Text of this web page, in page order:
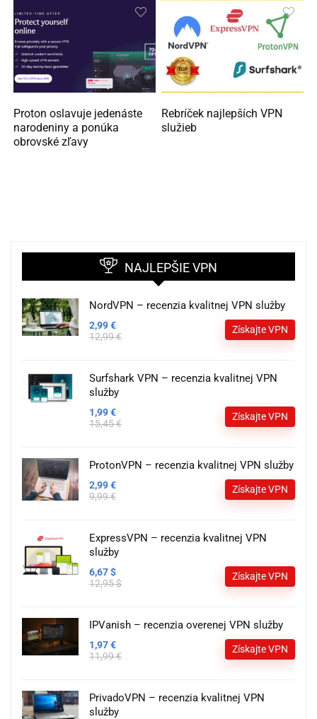
Proton oslavuje jedenáste
narodeniny a ponúka
obrovské zľavy
Rebríček najlepších VPN
služieb
NAJLEPŠIE VPN
NordVPN – recenzia kvalitnej VPN služby
2,99 €
12,99 €
Získajte VPN
Surfshark VPN – recenzia kvalitnej VPN
služby
1,99 €
15,45 €
Získajte VPN
ProtonVPN – recenzia kvalitnej VPN služby
2,99 €
9,99 €
Získajte VPN
ExpressVPN – recenzia kvalitnej VPN
služby
6,67 $
12,95 $
Získajte VPN
IPVanish – recenzia overenej VPN služby
1,97 €
11,99 €
Získajte VPN
PrivadoVPN – recenzia kvalitnej VPN
služby